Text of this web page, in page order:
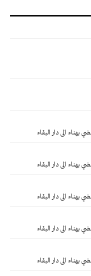
بهناء الى دار البقاء
بهناء الى دار البقاء
بهناء الى دار البقاء
بهناء الى دار البقاء
بهناء الى دار البقاء